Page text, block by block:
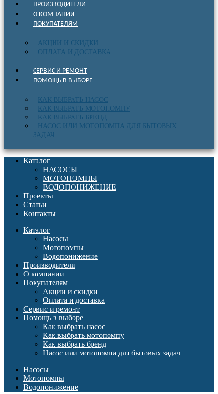
ПРОИЗВОДИТЕЛИ
О КОМПАНИИ
ПОКУПАТЕЛЯМ
АКЦИИ И СКИДКИ
ОПЛАТА И ДОСТАВКА
СЕРВИС И РЕМОНТ
ПОМОЩЬ В ВЫБОРЕ
КАК ВЫБРАТЬ НАСОС
КАК ВЫБРАТЬ МОТОПОМПУ
КАК ВЫБРАТЬ БРЕНД
НАСОС ИЛИ МОТОПОМПА ДЛЯ БЫТОВЫХ
ЗАДАЧ
Каталог
НАСОСЫ
МОТОПОМПЫ
ВОДОПОНИЖЕНИЕ
Проекты
Статьи
Контакты
Каталог
Насосы
Мотопомпы
Водопонижение
Производители
О компании
Покупателям
Акции и скидки
Оплата и доставка
Сервис и ремонт
Помощь в выборе
Как выбрать насос
Как выбрать мотопомпу
Как выбрать бренд
Насос или мотопомпа для бытовых задач
Насосы
Мотопомпы
Водопонижение